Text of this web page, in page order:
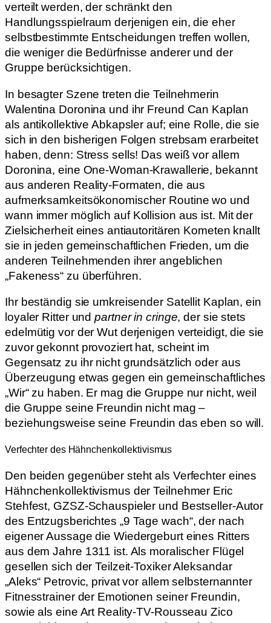
verteilt werden, der schränkt den
Handlungsspielraum derjenigen ein, die eher
selbstbestimmte Entscheidungen treffen wollen,
die weniger die Bedürfnisse anderer und der
Gruppe berücksichtigen.
In besagter Szene treten die Teilnehmerin
Walentina Doronina und ihr Freund Can Kaplan
als antikollektive Abkapsler auf; eine Rolle, die sie
sich in den bisherigen Folgen strebsam erarbeitet
haben, denn: Stress sells! Das weiß vor allem
Doronina, eine One-Woman-Krawallerie, bekannt
aus anderen Reality-Formaten, die aus
aufmerksamkeitsökonomischer Routine wo und
wann immer möglich auf Kollision aus ist. Mit der
Zielsicherheit eines antiautoritären Kometen knallt
sie in jeden gemeinschaftlichen Frieden, um die
anderen Teilnehmenden ihrer angeblichen
„Fakeness“ zu überführen.
Ihr beständig sie umkreisender Satellit Kaplan, ein
loyaler Ritter undpartner in cringe, der sie stets
edelmütig vor der Wut derjenigen verteidigt, die sie
zuvor gekonnt provoziert hat, scheint im
Gegensatz zu ihr nicht grundsätzlich oder aus
Überzeugung etwas gegen ein gemeinschaftliches
„Wir“ zu haben. Er mag die Gruppe nur nicht, weil
die Gruppe seine Freundin nicht mag –
beziehungsweise seine Freundin das eben so will.
Verfechter des Hähnchenkollektivismus
Den beiden gegenüber steht als Verfechter eines
Hähnchenkollektivismus der Teilnehmer Eric
Stehfest, GZSZ-Schauspieler und Bestseller-Autor
des Entzugsberichtes „9 Tage wach“, der nach
eigener Aussage die Wiedergeburt eines Ritters
aus dem Jahre 1311 ist. Als moralischer Flügel
gesellen sich der Teilzeit-Toxiker Aleksandar
„Aleks“ Petrovic, privat vor allem selbsternannter
Fitnesstrainer der Emotionen seiner Freundin,
sowie als eine Art Reality-TV-Rousseau Zico